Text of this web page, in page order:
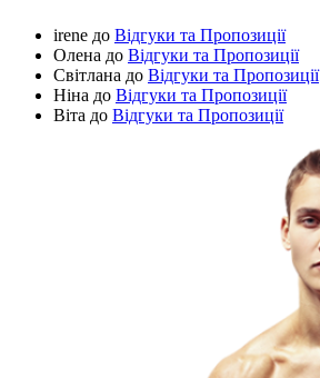
irene до Відгуки та Пропозиції
Олена до Відгуки та Пропозиції
Світлана до Відгуки та Пропозиції
Ніна до Відгуки та Пропозиції
Віта до Відгуки та Пропозиції